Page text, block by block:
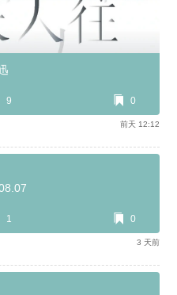
9 0
前天 12:12
1 0
3 天前